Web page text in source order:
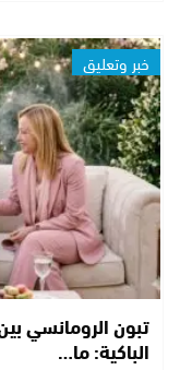
خبر وتعليق
تبون الرومانسي
الباكية: ما…